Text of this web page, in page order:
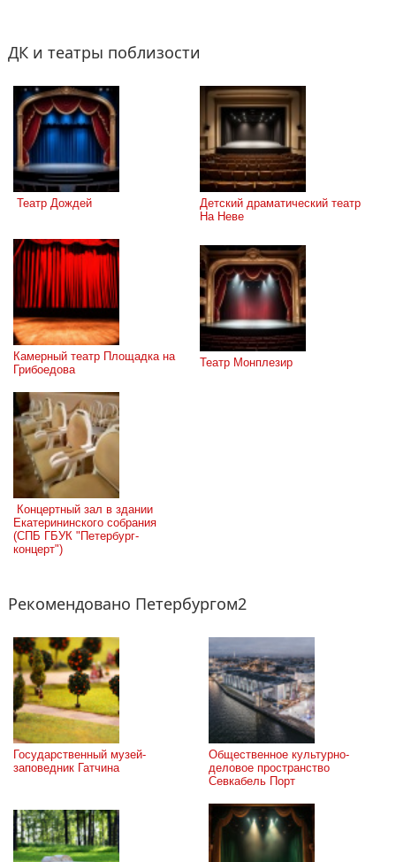
ДК и театры поблизости
Театр Дождей
Детский драматический театр
На Неве
Камерный театр Площадка на
Грибоедова
Театр Монплезир
Екатерининского собрания
(СПБ ГБУК "Петербург-
концерт")
Рекомендовано Петербургом2
Государственный музей-
заповедник Гатчина
Общественное культурно-
деловое пространство
Севкабель Порт